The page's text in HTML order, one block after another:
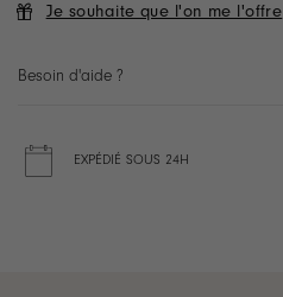
Je souhaite que l'on me l'offre
Besoin d'aide ?
EXPÉDIÉ SOUS 24H